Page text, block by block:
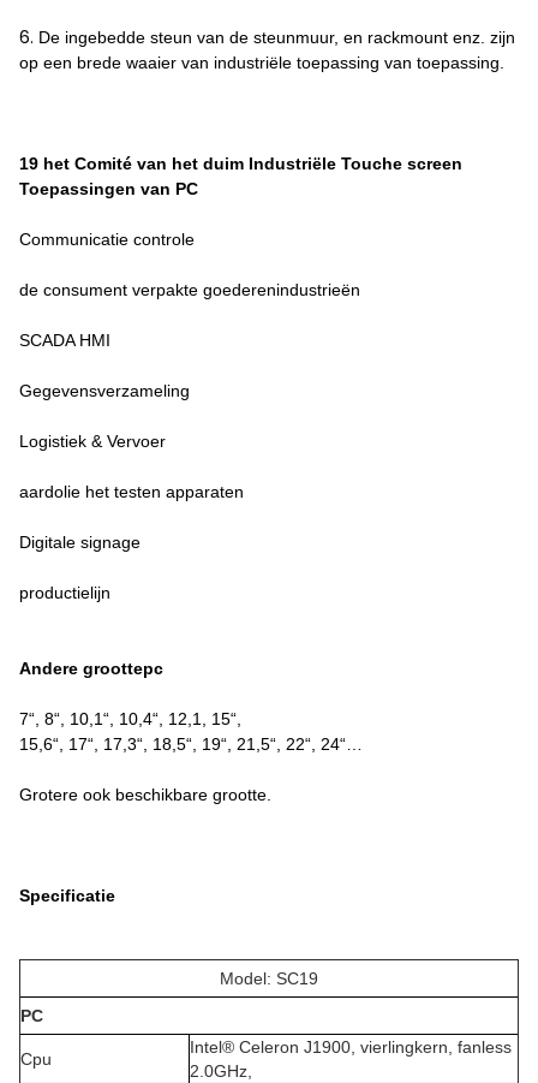
6. De ingebedde steun van de steunmuur, en rackmount enz. zijn
op een brede waaier van industriële toepassing van toepassing.
19 het Comité van het duim Industriële Touche screen
Toepassingen van PC
Communicatie controle
de consument verpakte goederenindustrieën
SCADA HMI
Gegevensverzameling
Logistiek & Vervoer
aardolie het testen apparaten
Digitale signage
productielijn
Andere groottepc
7“, 8“, 10,1“, 10,4“, 12,1, 15“,
15,6“, 17“, 17,3“, 18,5“, 19“, 21,5“, 22“, 24“…
Grotere ook beschikbare grootte.
Specificatie
Model: SC19
PC
Cpu
Intel® Celeron J1900, vierlingkern, fanless
2.0GHz,